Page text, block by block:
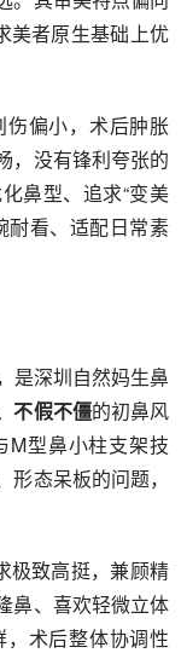
美者原生基础上优
偏小，术后肿胀
，没有锋利夸张的
鼻型、追求“变美
耐看、适配日常素
是深圳自然妈生鼻
不假不僵的初鼻风
M型鼻小柱支架技
态呆板的问题，
极致高挺，兼顾精
鼻、喜欢轻微立体
术后整体协调性